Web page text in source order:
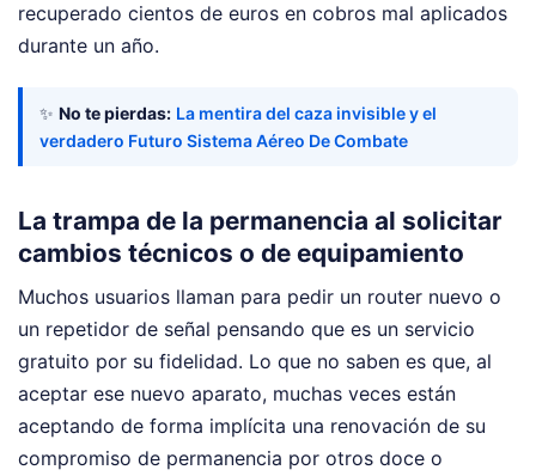
recuperado cientos de euros en cobros mal aplicados
durante un año.
✨ No te pierdas: La mentira del caza invisible y el
verdadero Futuro Sistema Aéreo De Combate
La trampa de la permanencia al solicitar
cambios técnicos o de equipamiento
Muchos usuarios llaman para pedir un router nuevo o
un repetidor de señal pensando que es un servicio
gratuito por su fidelidad. Lo que no saben es que, al
aceptar ese nuevo aparato, muchas veces están
aceptando de forma implícita una renovación de su
compromiso de permanencia por otros doce o